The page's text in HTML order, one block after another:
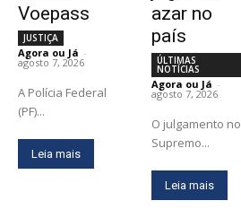
Voepass
JUSTIÇA
Agora ou Já -
agosto 7, 2026
A Polícia Federal
(PF)...
Leia mais
azar no
país
ÚLTIMAS
NOTÍCIAS
Agora ou Já -
agosto 7, 2026
O julgamento no
Supremo...
Leia mais